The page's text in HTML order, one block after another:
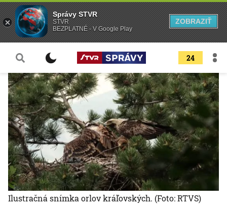
24
Ilustračná snímka orlov kráľovských. (Foto: RTVS)
Správy STVR
STVR
BEZPLATNÉ - V Google Play
ZOBRAZIŤ